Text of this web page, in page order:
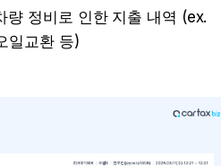
량 정비로 인한 지출 내역 (ex.
일교환 등)